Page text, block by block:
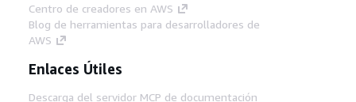
Centro de creadores en AWS
Blog de herramientas para desarrolladores de
AWS
Enlaces Útiles
Descarga del servidor MCP de documentación